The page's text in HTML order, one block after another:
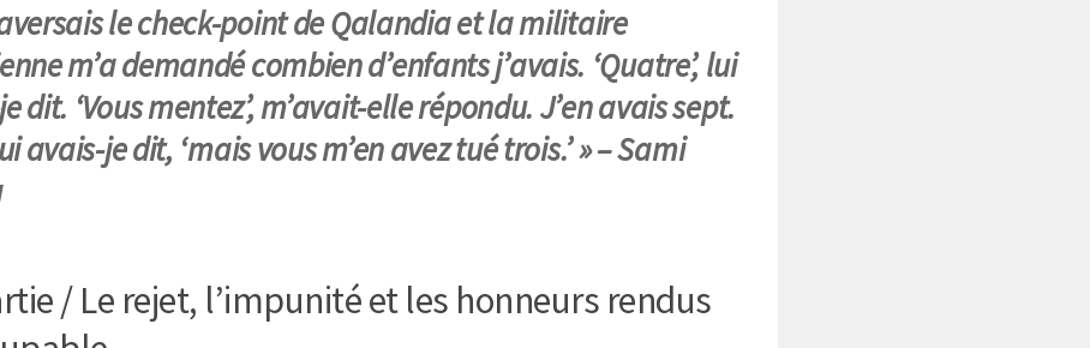
le check-point de Qalandia et la militaire
m’a demandé combien d’enfants j’avais. ‘Quatre’, lui
dit. ‘Vous mentez’, m’avait-elle répondu. J’en avais sept.
avais-je dit, ‘mais vous m’en avez tué trois.’ » –Sami
/ Le rejet, l’impunité et les honneurs rendus